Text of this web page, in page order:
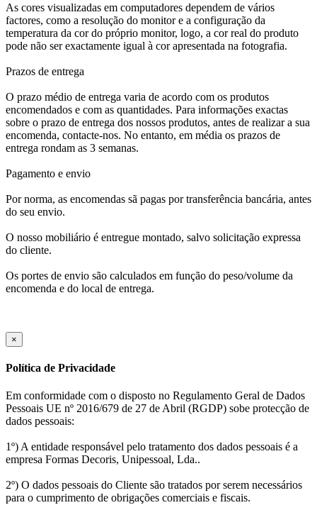
As cores visualizadas em computadores dependem de vários
factores, como a resolução do monitor e a configuração da
temperatura da cor do próprio monitor, logo, a cor real do produto
pode não ser exactamente igual à cor apresentada na fotografia.
Prazos de entrega
O prazo médio de entrega varia de acordo com os produtos
encomendados e com as quantidades. Para informações exactas
sobre o prazo de entrega dos nossos produtos, antes de realizar a sua
encomenda, contacte-nos. No entanto, em média os prazos de
entrega rondam as 3 semanas.
Pagamento e envio
Por norma, as encomendas sã pagas por transferência bancária, antes
do seu envio.
O nosso mobiliário é entregue montado, salvo solicitação expressa
do cliente.
Os portes de envio são calculados em função do peso/volume da
encomenda e do local de entrega.
×
Política de Privacidade
Em conformidade com o disposto no Regulamento Geral de Dados
Pessoais UE nº 2016/679 de 27 de Abril (RGDP) sobe protecção de
dados pessoais:
1º) A entidade responsável pelo tratamento dos dados pessoais é a
empresa Formas Decoris, Unipessoal, Lda..
2º) O dados pessoais do Cliente são tratados por serem necessários
para o cumprimento de obrigações comerciais e fiscais.